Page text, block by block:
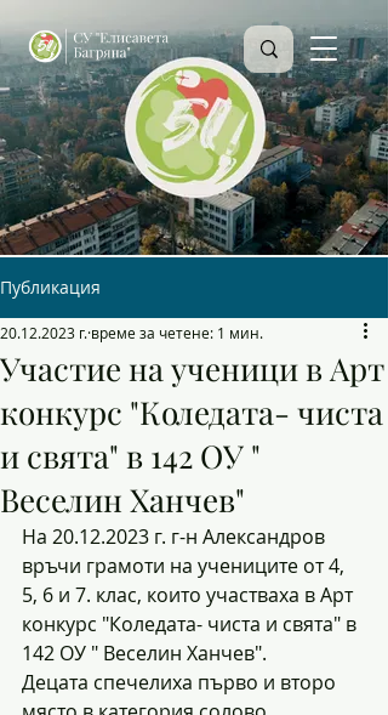
Публикация
Участие на ученици в Арт
конкурс "Коледата- чиста
и свята" в 142 ОУ "
Веселин Ханчев"
20.12.2023 г. време за четене: 1 мин.
На 20.12.2023 г. г-н Александров
връчи грамоти на учениците от 4,
5, 6 и 7. клас, които участваха в Арт
конкурс "Коледата- чиста и свята" в
142 ОУ " Веселин Ханчев".
Децата спечелиха първо и второ